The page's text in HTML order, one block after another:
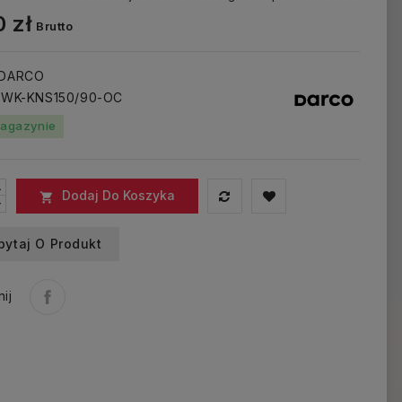
zł Brutto
KNS150/90-OC
 Dodaj Do Koszyka
O Produkt